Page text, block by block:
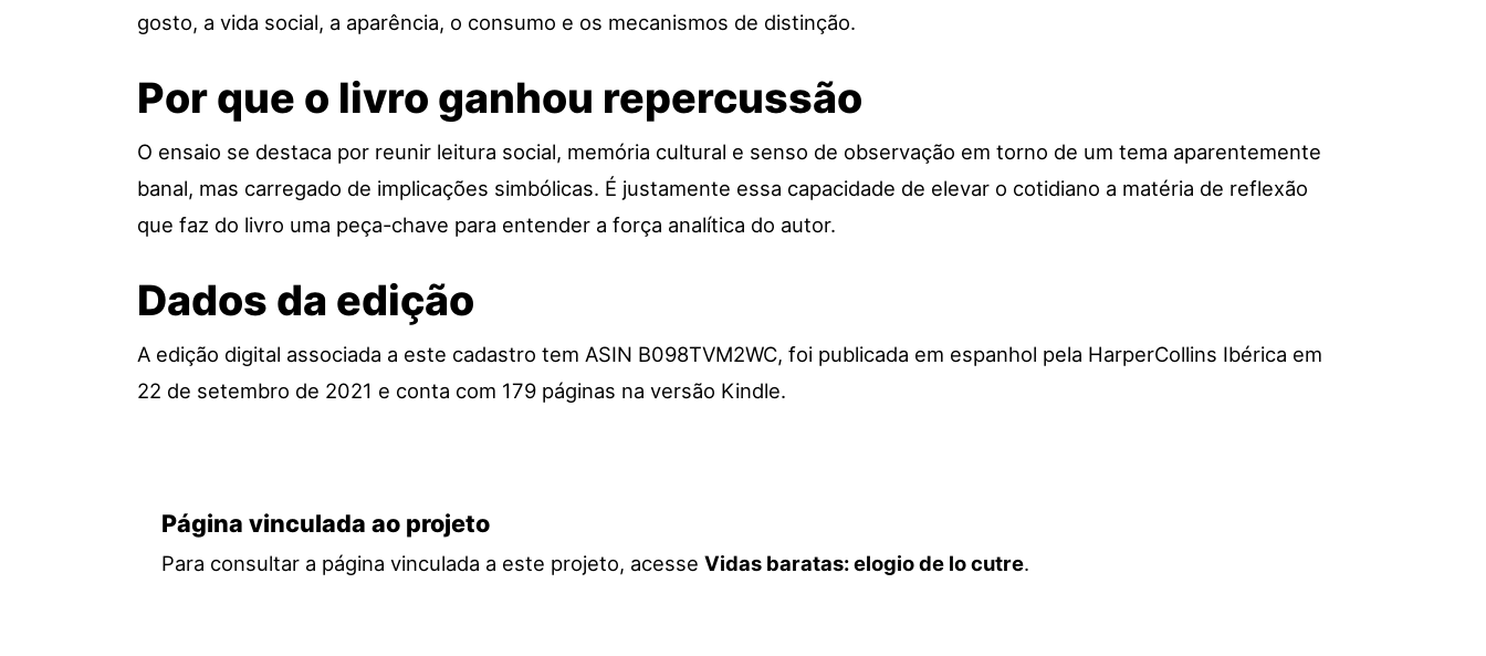
gosto, a vida social, a aparência, o consumo e os mecanismos de distinção.
Por que o livro ganhou repercussão
O ensaio se destaca por reunir leitura social, memória cultural e senso de observação em torno de um tema aparentemente
banal, mas carregado de implicações simbólicas. É justamente essa capacidade de elevar o cotidiano a matéria de reflexão
que faz do livro uma peça-chave para entender a força analítica do autor.
Dados da edição
A edição digital associada a este cadastro tem ASIN B098TVM2WC, foi publicada em espanhol pela HarperCollins Ibérica em
22 de setembro de 2021 e conta com 179 páginas na versão Kindle.
Página vinculada ao projeto
Para consultar a página vinculada a este projeto, acesse Vidas baratas: elogio de lo cutre.